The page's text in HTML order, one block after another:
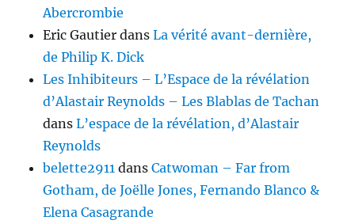
Abercrombie
Eric Gautier dansLa vérité avant-dernière,
de Philip K. Dick
Les Inhibiteurs – L’Espace de la révélation
d’Alastair Reynolds – Les Blablas de Tachan
dansL’espace de la révélation, d’Alastair
Reynolds
belette2911 dansCatwoman – Far from
Gotham, de Joëlle Jones, Fernando Blanco &
Elena Casagrande